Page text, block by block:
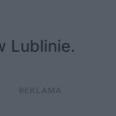
Lublinie.